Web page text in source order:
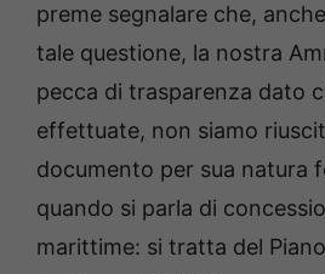
preme segnalare che,
tale questione, la nostra
pecca di trasparenza dato
effettuate, non siamo
documento per sua natura
quando si parla di
marittime: si tratta del